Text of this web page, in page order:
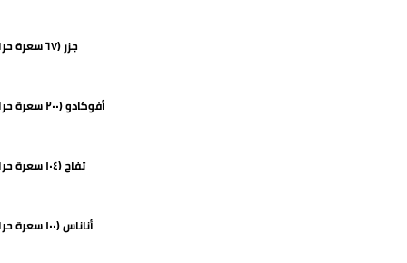
جزر (٦٧ سعرة حرارية)
أفوكادو (٢٠٠ سعرة حرارية)
تفاح (١٠٤ سعرة حرارية)
أناناس (١٠٠ سعرة حرارية)